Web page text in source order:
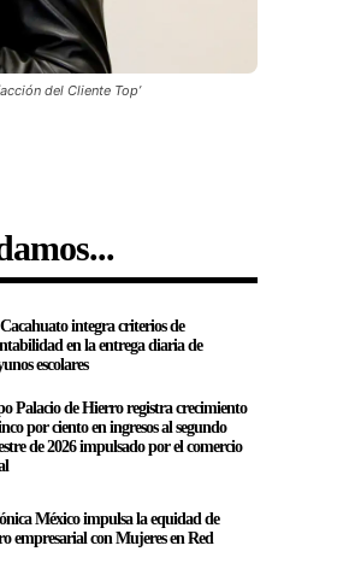
del Cliente Top’
integra criterios de
en la entrega diaria de
escolares
Palacio de Hierro registra crecimiento
por ciento en ingresos al segundo
de 2026 impulsado por el comercio
México impulsa la equidad de
empresarial con Mujeres en Red